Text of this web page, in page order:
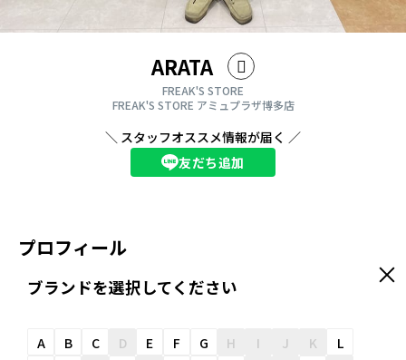
ARATA
FREAK'S STORE
FREAK'S STORE アミュプラザ博多店
＼ スタッフオススメ情報が届く ／
友だち追加
プロフィール
FREAK'SSTORE ららぽーと愛知東郷町店 身長:165cm 足サ
ブランドを選択してください
A B C D E F G H I J K
L